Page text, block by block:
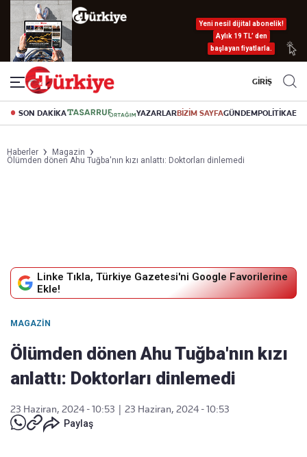
Yeni nesil dijital abonelik!
Aylık 19 TL’ den
başlayan fiyatlarla.
GİRİŞ
SON DAKİKA YAZARLARBİZİM SAYFAGÜNDEMPOLİTİKA
Haberler
Magazin
Ölümden dönen Ahu Tuğba'nın kızı anlattı: Doktorları dinlemedi
Linke Tıkla, Türkiye Gazetesi'ni Google Favorilerine
Ekle!
MAGAZIN
Ölümden dönen Ahu Tuğba'nın kızı
anlattı: Doktorları dinlemedi
23 Haziran, 2024 - 10:53
23 Haziran, 2024 - 10:53
Paylaş